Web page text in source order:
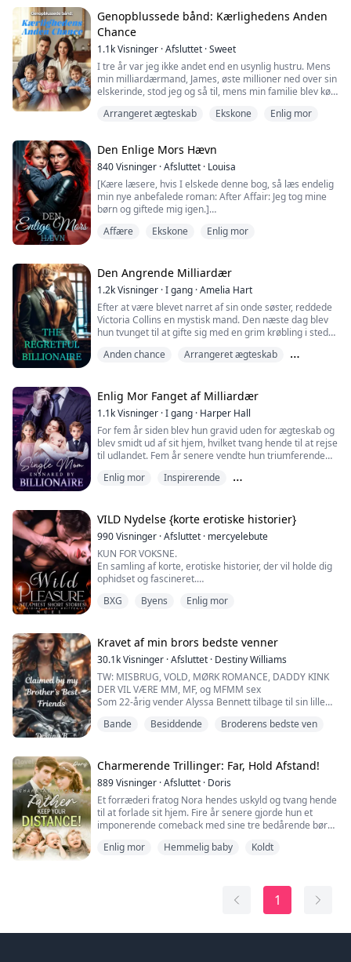
var der noget, der ændrede sig.
Mit blik faldt på min mors Nobelprismedalje, og ...
Genopblussede bånd: Kærlighedens Anden
Chance
1.1kVisninger ·Afsluttet ·Sweet
I tre år var jeg ikke andet end en usynlig hustru. Mens
min milliardærmand, James, øste millioner ned over sin
elskerinde, stod jeg og så til, mens min familie blev kørt
mareridt ventede på et fremmed hospital: Lægerne
fortalte mig, at min nyfødte datter var død under
fødslen. Hele min verden slukkede....
Arrangeret ægteskab Ekskone Enlig mor
Den Enlige Mors Hævn
840Visninger ·Afsluttet · Louisa
[Kære læsere, hvis I elskede denne bog, så læs endelig
min nye anbefalede roman: After Affair: Jeg tog mine
børn og giftede mig igen.]
»Lisbeth, du skal altså hellere gå med til den skilsmisse
millioner af følgere engang blev antastet af en gammel
stodder!«
»Hvad?« Lisbeth Whitaker så op,...
Affære Ekskone Enlig mor
Den Angrende Milliardær
1.2kVisninger ·I gang ·Amelia Hart
Efter at være blevet narret af sin onde søster, reddede
Victoria Collins en mystisk mand. Den næste dag blev
hun tvunget til at gifte sig med en grim krøbling i stedet
grimme mand sig at være både smuk og adelig og var
skilsmisse efter hundrede ...
Anden chance
Arrangeret ægteskab
Enlig Mor Fanget af Milliardær
1.1kVisninger ·I gang · Harper Hall
For fem år siden blev hun gravid uden for ægteskab og
blev smidt ud af sit hjem, hvilket tvang hende til at rejse
til udlandet. Fem år senere vendte hun triumferende
børn var endnu skarpere end hende; de fandt deres
Hr. Hall, der stirrede på de ...
Enlig mor
Inspirerende
VILD Nydelse {korte erotiske historier}
990Visninger ·Afsluttet · mercyelebute
KUN FOR VOKSNE.
En samling af korte, erotiske historier, der vil holde dig
ophidset og fascineret.
grænserne med sine forbudte lyster og vilde,
BXG Byens Enlig mor
Kravet af min brors bedste venner
30.1kVisninger ·Afsluttet · Destiny Williams
TW: MISBRUG, VOLD, MØRK ROMANCE, DADDY KINK
DER VIL VÆRE MM, MF, og MFMM sex
Som 22-årig vender Alyssa Bennett tilbage til sin lille
syv måneder gamle datter, Zuri. Ude af stand til at
historie med at plage hende. King, håndhæveren i
hendes br...
Bande Besiddende Broderens bedste ven
Charmerende Trillinger: Far, Hold Afstand!
889Visninger ·Afsluttet · Doris
Et forræderi fratog Nora hendes uskyld og tvang hende
til at forlade sit hjem. Fire år senere gjorde hun et
imponerende comeback med sine tre bedårende børn
Først, da han stod over for lægen, der hjalp ham med at
tanker om mig. Jeg vil aldrig falde for en enlig mor!"
Enlig mor Hemmelig baby Koldt
1